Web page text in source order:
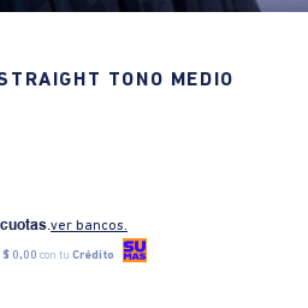
TONO MEDIO
.ver bancos.
$ 0,00 con tuCrédito